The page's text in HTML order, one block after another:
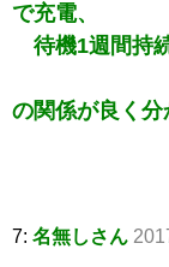
で充電、
待機1週間持続
の関係が良く分
7: 名無しさん